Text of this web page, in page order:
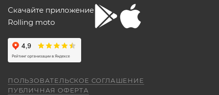
Скачайте приложение
Rolling moto
ПОЛЬЗОВАТЕЛЬСКОЕ СОГЛАШЕНИЕ
ПУБЛИЧНАЯ ОФЕРТА